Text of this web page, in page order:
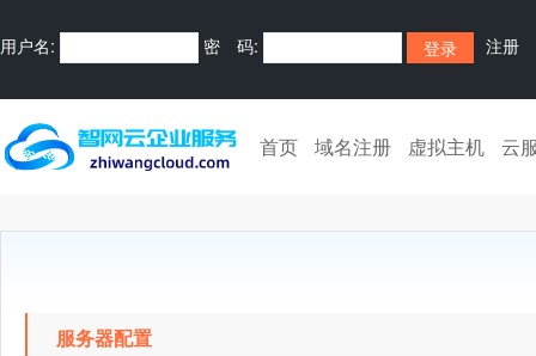
用户名: 密 码: 注册
首页 域名注册 虚拟主机 云
服务器配置